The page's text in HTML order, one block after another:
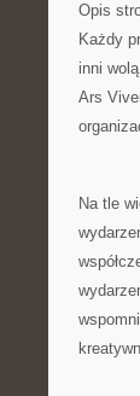
Opis
Każdy
inni
Ars
Na tle